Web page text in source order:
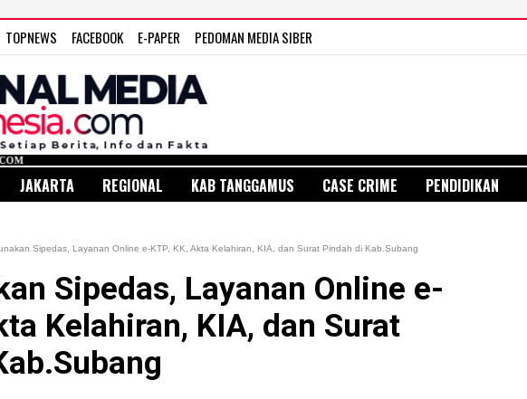
TOPNEWS FACEBOOK E-PAPER PEDOMAN MEDIA SIBER
JAKARTA REGIONAL KAB TANGGAMUS CASE CRIME PENDIDIKAN
Sipedas, Layanan Online e-KTP, KK, Akta Kelahiran, KIA, dan Surat Pindah di Kab.Subang
Sipedas, Layanan Online e-
Kelahiran, KIA, dan Surat